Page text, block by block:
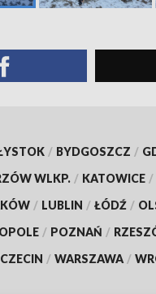
/ BYDGOSZCZ /
WLKP. / KATOWICE /
/ LUBLIN / ŁÓDŹ /
OPOLE / POZNAŃ /
/ WARSZAWA /